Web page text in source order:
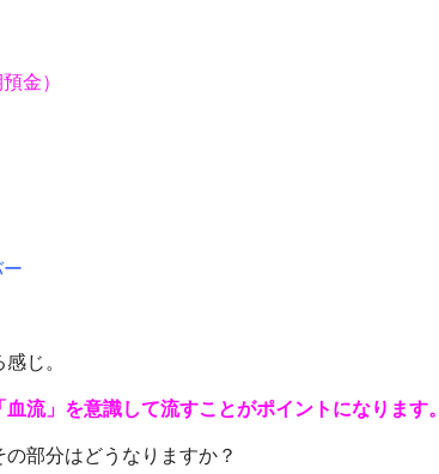
金）
じ。
血流」を意識して流すことがポイントになります。
部分はどうなりますか？